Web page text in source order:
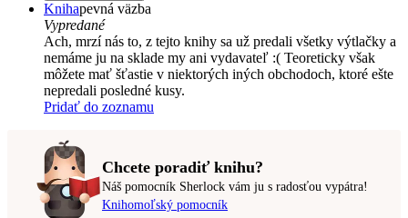
Knihapevná väzba
Vypredané
Ach, mrzí nás to, z tejto knihy sa už predali všetky výtlačky a
nemáme ju na sklade my ani vydavateľ :( Teoreticky však
môžete mať šťastie v niektorých iných obchodoch, ktoré ešte
nepredali posledné kusy.
Pridať do zoznamu
Chcete poradiť knihu?
Náš pomocník Sherlock vám ju s radosťou vypátra!
Knihomoľský pomocník